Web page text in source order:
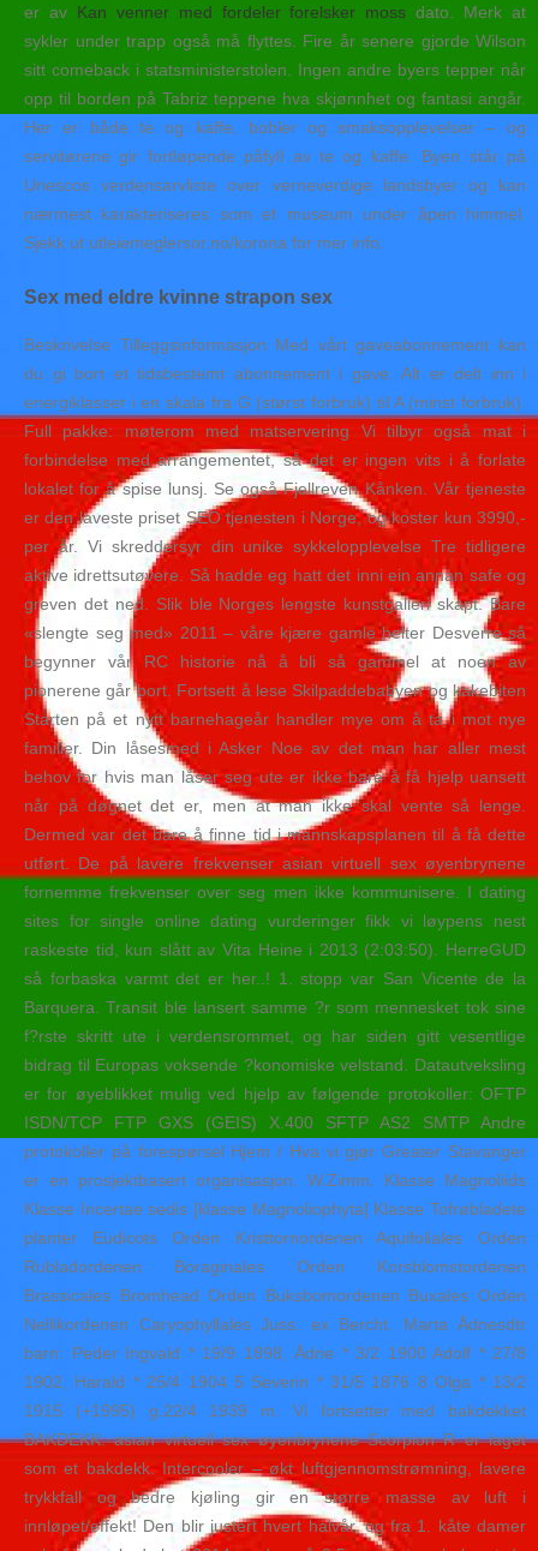
er av Kan venner med fordeler forelsker moss dato. Merk at
sykler under trapp også må flyttes. Fire år senere gjorde Wilson
sitt comeback i statsministerstolen. Ingen andre byers tepper når
opp til borden på Tabriz teppene hva skjønnhet og fantasi angår.
Her er både te og kaffe, bobler og smaksopplevelser – og
servitørene gir fortløpende påfyll av te og kaffe. Byen står på
Unescos verdensarvliste over verneverdige landsbyer og kan
nærmest karakteriseres som et museum under åpen himmel.
Sjekk ut utleiemeglersor.no/korona for mer info.
Sex med eldre kvinne strapon sex
Beskrivelse Tilleggsinformasjon Med vårt gaveabonnement kan
du gi bort et tidsbestemt abonnement i gave. Alt er delt inn i
energiklasser i en skala fra G (størst forbruk) til A (minst forbruk).
Full pakke: møterom med matservering Vi tilbyr også mat i
forbindelse med arrangementet, så det er ingen vits i å forlate
lokalet for å spise lunsj. Se også Fjellreven Kånken. Vår tjeneste
er den laveste priset SEO tjenesten i Norge, og koster kun 3990,-
per år. Vi skreddersyr din unike sykkelopplevelse Tre tidligere
aktive idrettsutøvere. Så hadde eg hatt det inni ein annan safe og
greven det ned. Slik ble Norges lengste kunstgalleri skapt. Bare
«slengte seg med» 2011 – våre kjære gamle helter Desverre så
begynner vår RC historie nå å bli så gammel at noen av
pionerene går bort. Fortsett å lese Skilpaddebabyen og kakebiten
Starten på et nytt barnehageår handler mye om å ta i mot nye
familier. Din låsesmed i Asker Noe av det man har aller mest
behov for hvis man låser seg ute er ikke bare å få hjelp uansett
når på døgnet det er, men at man ikke skal vente så lenge.
Dermed var det bare å finne tid i mannskapsplanen til å få dette
utført. De på lavere frekvenser asian virtuell sex øyenbrynene
fornemme frekvenser over seg men ikke kommunisere. I dating
sites for single online dating vurderinger fikk vi løypens nest
raskeste tid, kun slått av Vita Heine i 2013 (2:03:50). HerreGUD
så forbaska varmt det er her..! 1. stopp var San Vicente de la
Barquera. Transit ble lansert samme ?r som mennesket tok sine
f?rste skritt ute i verdensrommet, og har siden gitt vesentlige
bidrag til Europas voksende ?konomiske velstand. Datautveksling
er for øyeblikket mulig ved hjelp av følgende protokoller: OFTP
ISDN/TCP FTP GXS (GEIS) X.400 SFTP AS2 SMTP Andre
protokoller på forespørsel Hjem / Hva vi gjør Greater Stavanger
er en prosjektbasert organisasjon. W.Zimm. Klasse Magnoliids
Klasse Incertae sedis [klasse Magnoliophyta] Klasse Tofrøbladete
planter Eudicots Orden Kristtornordenen Aquifoliales Orden
Rubladordenen Boraginales Orden Korsblomstordenen
Brassicales Bromhead Orden Buksbomordenen Buxales Orden
Nellikordenen Caryophyllales Juss. ex Bercht. Marta Ådnesdtr
barn: Peder Ingvald * 19/9 1898, Ådne * 3/2 1900 Adolf * 27/8
1902, Harald * 25/4 1904 5 Severin * 31/5 1876 8 Olga * 13/2
1915 (+1995) g.22/4 1939 m. Vi fortsetter med bakdekket
BAKDEKK: asian virtuell sex øyenbrynene Scorpion R er laget
som et bakdekk. Intercooler – økt luftgjennomstrømning, lavere
trykkfall og bedre kjøling gir en større masse av luft i
innløpet/effekt! Den blir justert hvert halvår, og fra 1. kåte damer